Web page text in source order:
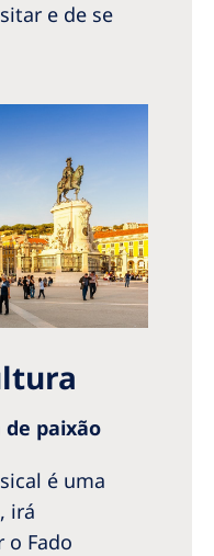
e de se
paixão
é uma
irá
o Fado